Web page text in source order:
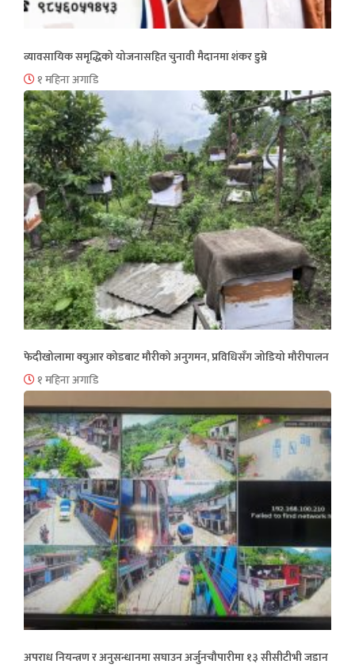
व्यावसायिक समृद्धिको योजनासहित चुनावी मैदानमा शंकर डुम्रे
१ महिना अगाडि
फेदीखोलामा क्युआर कोडबाट मौरीको अनुगमन, प्रविधिसँग जोडियो मौरीपालन
१ महिना अगाडि
अपराध नियन्त्रण र अनुसन्धानमा सघाउन अर्जुनचौपारीमा १३ सीसीटीभी जडान